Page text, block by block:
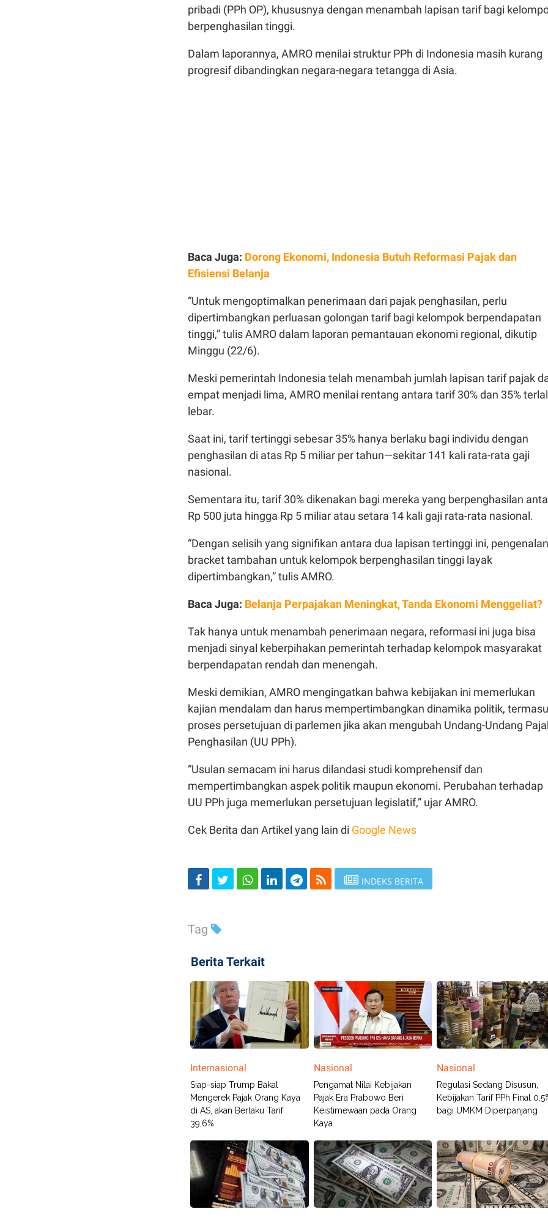
pribadi (PPh OP), khususnya dengan menambah lapisan tarif bagi
berpenghasilan tinggi.
Dalam laporannya, AMRO menilai struktur PPh di Indonesia masih kurang
progresif dibandingkan negara-negara tetangga di Asia.
Baca Juga: Dorong Ekonomi, Indonesia Butuh Reformasi Pajak dan
Efisiensi Belanja
“Untuk mengoptimalkan penerimaan dari pajak penghasilan, perlu
dipertimbangkan perluasan golongan tarif bagi kelompok berpendapatan
tinggi,” tulis AMRO dalam laporan pemantauan ekonomi regional, dikutip
Minggu (22/6).
Meski pemerintah Indonesia telah menambah jumlah lapisan tarif pajak
empat menjadi lima, AMRO menilai rentang antara tarif 30% dan 35%
lebar.
Saat ini, tarif tertinggi sebesar 35% hanya berlaku bagi individu dengan
penghasilan di atas Rp 5 miliar per tahun—sekitar 141 kali rata-rata gaji
nasional.
Sementara itu, tarif 30% dikenakan bagi mereka yang berpenghasilan
Rp 500 juta hingga Rp 5 miliar atau setara 14 kali gaji rata-rata nasional.
“Dengan selisih yang signifikan antara dua lapisan tertinggi ini, pengenalan
bracket tambahan untuk kelompok berpenghasilan tinggi layak
dipertimbangkan,” tulis AMRO.
Baca Juga: Belanja Perpajakan Meningkat, Tanda Ekonomi Menggeliat?
Tak hanya untuk menambah penerimaan negara, reformasi ini juga bisa
menjadi sinyal keberpihakan pemerintah terhadap kelompok masyarakat
berpendapatan rendah dan menengah.
Meski demikian, AMRO mengingatkan bahwa kebijakan ini memerlukan
kajian mendalam dan harus mempertimbangkan dinamika politik,
proses persetujuan di parlemen jika akan mengubah Undang-Undang
Penghasilan (UU PPh).
“Usulan semacam ini harus dilandasi studi komprehensif dan
mempertimbangkan aspek politik maupun ekonomi. Perubahan terhadap
UU PPh juga memerlukan persetujuan legislatif,” ujar AMRO.
Cek Berita dan Artikel yang lain di Google News
INDEKS BERITA
Tag
Berita Terkait
Internasional
Siap-siap Trump Bakal
Mengerek Pajak Orang Kaya
di AS, akan Berlaku Tarif
39,6%
Nasional
Pengamat Nilai Kebijakan
Pajak Era Prabowo Beri
Keistimewaan pada Orang
Kaya
Nasional
Regulasi Sedang Disusun,
Kebijakan Tarif PPh Final
bagi UMKM Diperpanjang